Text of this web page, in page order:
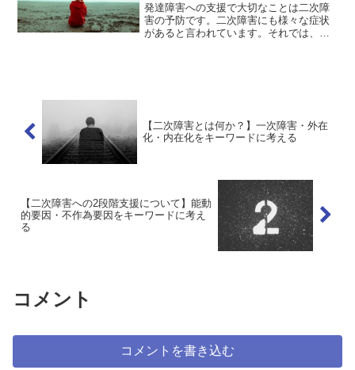
発達障害への支援で大切なことは二次障
害の予防です。二次障害にも様々な症状
があると言われています。それでは、発
【二次障害とは何か？】一次障害・外在
化・内在化をキーワードに考える
【二次障害への2段階支援について】能動
的要因・不作為要因をキーワードに考え
る
コメント
コメントを書き込む